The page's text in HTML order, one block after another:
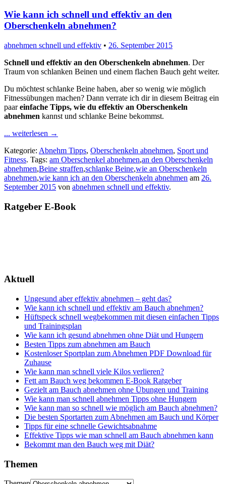
Wie kann ich schnell und effektiv an den
Oberschenkeln abnehmen?
abnehmen schnell und effektiv • 26. September 2015
Schnell und effektiv an den Oberschenkeln abnehmen. Der
Traum von schlanken Beinen und einem flachen Bauch geht weiter.
Du möchtest schlanke Beine haben, aber so wenig wie möglich
Fitnessübungen machen? Dann verrate ich dir in diesem Beitrag ein
paareinfache Tipps, wie du effektiv an Oberschenkeln
abnehmen kannst und schlanke Beine bekommst.
... weiterlesen →
Kategorie: Abnehm Tipps, Oberschenkeln abnehmen, Sport und
Fitness. Tags: am Oberschenkel abnehmen,an den Oberschenkeln
abnehmen,Beine straffen,schlanke Beine,wie an Oberschenkeln
abnehmen,wie kann ich an den Oberschenkeln abnehmen am 26.
September 2015 von abnehmen schnell und effektiv.
Ratgeber E-Book
Aktuell
Ungesund aber effektiv abnehmen – geht das?
Wie kann ich schnell und effektiv am Bauch abnehmen?
Hüftspeck schnell wegbekommen mit diesen einfachen Tipps
und Trainingsplan
Wie kann ich gesund abnehmen ohne Diät und Hungern
Besten Tipps zum abnehmen am Bauch
Kostenloser Sportplan zum Abnehmen PDF Download für
Zuhause
Wie kann man schnell viele Kilos verlieren?
Fett am Bauch weg bekommen E-Book Ratgeber
Gezielt am Bauch abnehmen ohne Übungen und Training
Wie kann man schnell abnehmen Tipps ohne Hungern
Wie kann man so schnell wie möglich am Bauch abnehmen?
Die besten Sportarten zum Abnehmen am Bauch und Körper
Tipps für eine schnelle Gewichtsabnahme
Effektive Tipps wie man schnell am Bauch abnehmen kann
Bekommt man den Bauch weg mit Diät?
Themen